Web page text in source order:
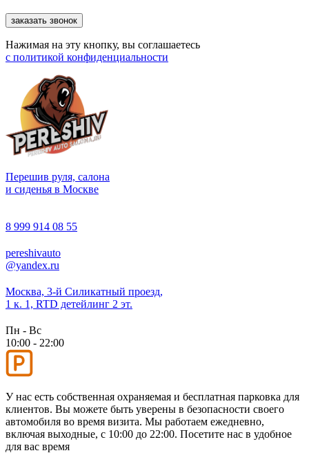
заказать звонок
Нажимая на эту кнопку, вы соглашаетесь
с политикой конфиденциальности
Перешив руля, салона
и сиденья в Москве
8 999 914 08 55
pereshivauto
@yandex.ru
Москва, 3-й Силикатный проезд,
1 к. 1, RTD детейлинг 2 эт.
Пн - Вс
10:00 - 22:00
У нас есть собственная охраняемая и бесплатная парковка для
клиентов. Вы можете быть уверены в безопасности своего
автомобиля во время визита. Мы работаем ежедневно,
включая выходные, с 10:00 до 22:00. Посетите нас в удобное
для вас время